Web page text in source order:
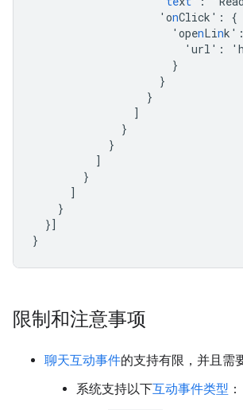
'onClick' :
{
'openLink' :
'url' : 'h
}
}
}
]
}
}
]
}
]
}
}]
}
限制和注意事项
聊天互动事件的支持有限，并且需
系统支持以下互动事件类型 ：